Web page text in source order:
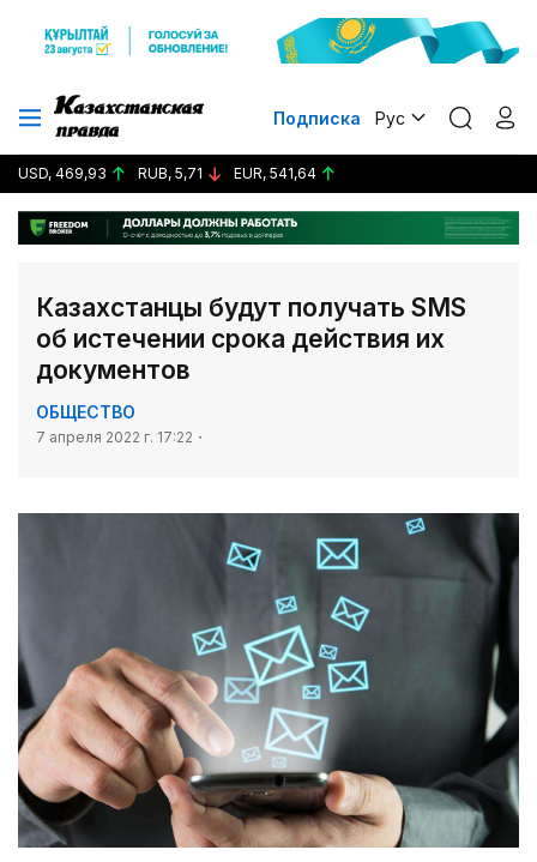
Подписка Рус
USD, 469,93 RUB, 5,71 EUR, 541,64
Казахстанцы будут получать SMS
об истечении срока действия их
документов
ОБЩЕСТВО
7 апреля 2022 г. 17:22